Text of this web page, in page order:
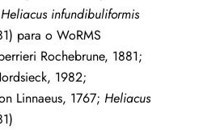
Heliacus infundibuliformis
para o WoRMS
Rochebrune, 1881;
1982;
Linnaeus, 1767; Heliacus